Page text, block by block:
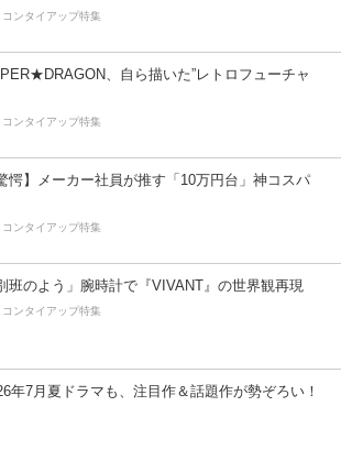
コンタイアップ特集
、自ら描いた”レトロフューチャ
コンタイアップ特集
愕】メーカー社員が推す「10万円台」神コスパ
コンタイアップ特集
班のよう」腕時計で『VIVANT』の世界観再現
コンタイアップ特集
年7月夏ドラマも、注目作＆話題作が勢ぞろい！